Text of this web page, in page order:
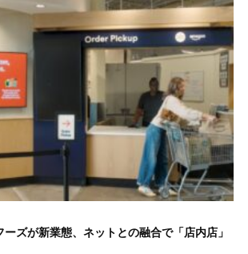
ズが新業態、ネットとの融合で「店内店」